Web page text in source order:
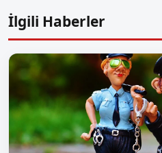
İlgili Haberler